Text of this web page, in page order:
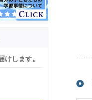
けします。